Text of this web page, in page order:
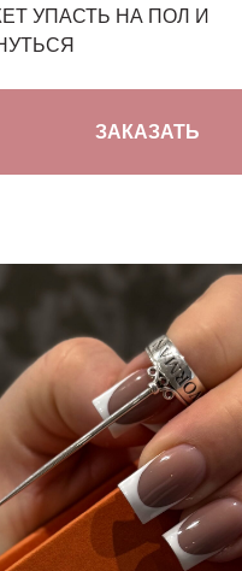
УПАСТЬ НА ПОЛ И
ЗАКАЗАТЬ